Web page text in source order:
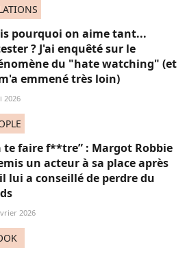
pourquoi on aime tant...
? J'ai enquêté sur le
du "hate watching" (et
emmené très loin)
2026
te faire f**tre” : Margot Robbie
un acteur à sa place après
lui a conseillé de perdre du
2026